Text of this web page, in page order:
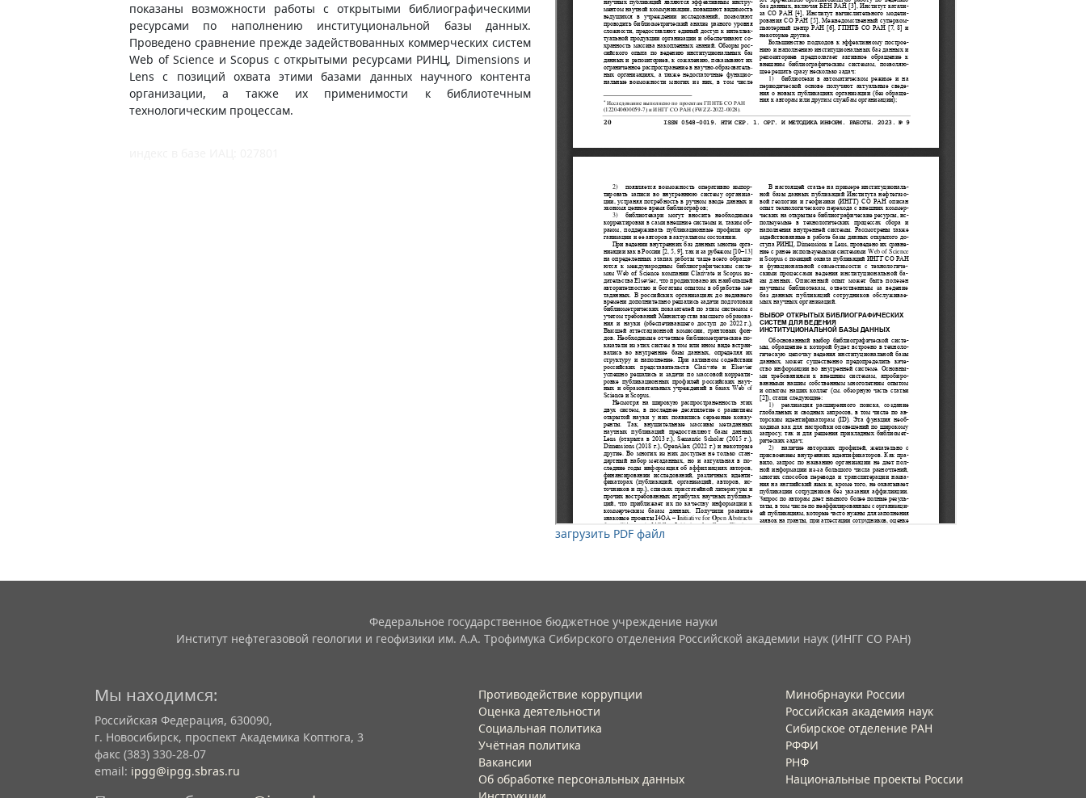
показаны возможности работы с открытыми библиографическими
ресурсами по наполнению институциональной базы данных.
Проведено сравнение прежде задействованных коммерческих систем
Web of Science и Scopus с открытыми ресурсами РИНЦ, Dimensions и
Lens с позиций охвата этими базами данных научного контента
организации, а также их применимости к библиотечным
технологическим процессам.
загрузить PDF файл
Федеральное государственное бюджетное учреждение науки
Институт нефтегазовой геологии и геофизики им. А.А. Трофимука Сибирского отделения Российской академии наук (ИНГГ СО РАН)
Мы находимся:
Российская Федерация, 630090,
г. Новосибирск, проспект Академика Коптюга, 3
факс (383) 330-28-07
email: ipgg@ipgg.sbras.ru
Противодействие коррупции
Оценка деятельности
Социальная политика
Учётная политика​
Вакансии​
Об обработке персональных данных​
Минобрнауки России
Российская академия наук
Сибирское отделение РАН
РФФИ
РНФ
Национальные проекты России